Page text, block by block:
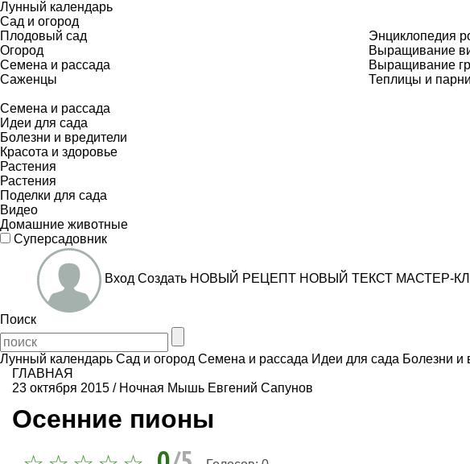
Лунный календарь
Сад и огород
Плодовый сад
Огород
Семена и рассада
Саженцы
Энциклопедия
Выращивание
Выращивание
Теплицы и
Семена и рассада
Идеи для сада
Болезни и вредители
Красота и здоровье
Растения
Растения
Поделки для сада
Видео
Домашние животные
Суперсадовник
Вход Создать НОВЫЙ РЕЦЕПТ НОВЫЙ ТЕКСТ МАСТЕР-
Поиск
Лунный календарь Сад и огород Семена и рассада Идеи для сада Болезни и
ГЛАВНАЯ
23 октября 2015 / Ночная Мышь Евгений Сапунов
Осенние пионы